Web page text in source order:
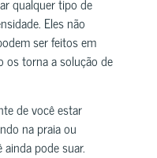
Eles não
ser feitos em
os torna a solução de
de você estar
na praia ou
pode suar.